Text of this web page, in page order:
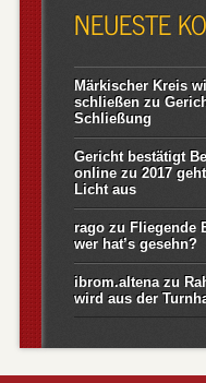
NEUESTE
Märkischer Kreis
schließenzu
Schließung
Gericht bestätigt
onlinezu2017
Licht aus
ragozu Fliegende
wer hat’s gesehn?
ibrom.altenazu
wird aus der